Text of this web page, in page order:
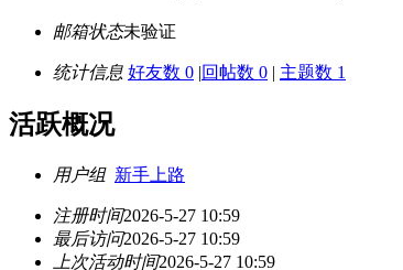
邮箱状态未验证
统计信息 好友数 0 |回帖数 0 | 主题数 1
活跃概况
用户组 新手上路
注册时间2026-5-27 10:59
最后访问2026-5-27 10:59
上次活动时间2026-5-27 10:59